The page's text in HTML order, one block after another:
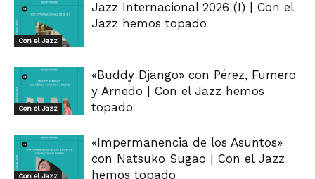
Con el Jazz
Jazz Internacional 2026 (I) | Con el
Jazz hemos topado
Con el Jazz
«Buddy Django» con Pérez, Fumero
y Arnedo | Con el Jazz hemos
topado
Con el Jazz
«Impermanencia de los Asuntos»
con Natsuko Sugao | Con el Jazz
hemos topado